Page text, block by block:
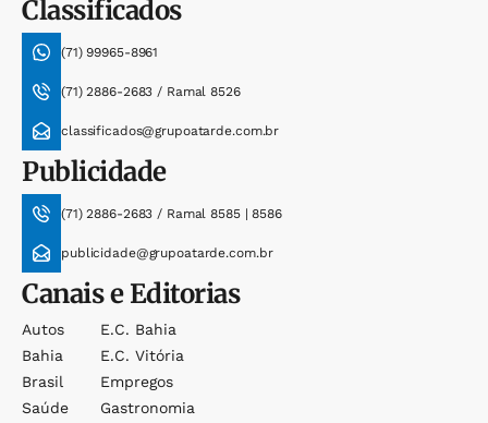
Classificados
(71) 99965-8961
(71) 2886-2683 / Ramal 8526
classificados@grupoatarde.com.br
Publicidade
(71) 2886-2683 / Ramal 8585 | 8586
publicidade@grupoatarde.com.br
Canais e Editorias
Autos
Bahia
Brasil
Saúde
E.c. Bahia
E.c. Vitória
Empregos
Gastronomia